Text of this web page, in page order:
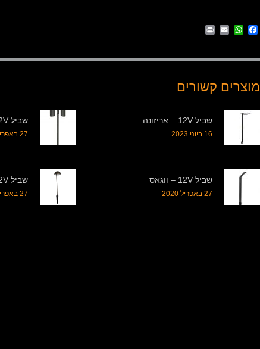
Facebook
WhatsApp
Email
מוצרים קשורים
שביל 12V – אריזונה
16 ביוני 2023
שביל 12V – פול כפול B
27 באפריל 2020
שביל 12V – ווגאס
27 באפריל 2020
שביל 12V – נור B
27 באפריל 2020